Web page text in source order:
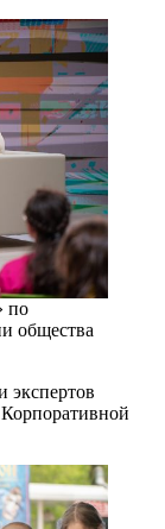
по
общества
экспертов